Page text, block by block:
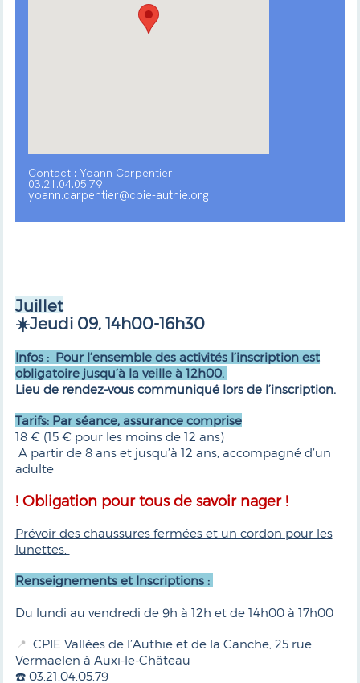
Contact : Yoann Carpentier
03.21.04.05.79
yoann.carpentier@cpie-authie.org
Juillet
☀️Jeudi 09, 14h00-16h30
Infos : Pour l’ensemble des activités l’inscription est
obligatoire jusqu’à la veille à 12h00.
Lieu de rendez-vous communiqué lors de l’inscription.
Tarifs: Par séance, assurance comprise
18 € (15 € pour les moins de 12 ans)
A partir de 8 ans et jusqu’à 12 ans, accompagné d’un
adulte
! Obligation pour tous de savoir nager !
Prévoir des chaussures fermées et un cordon pour les
lunettes.
Renseignements et Inscriptions :
Du lundi au vendredi de 9h à 12h et de 14h00 à 17h00
📍 CPIE Vallées de l’Authie et de la Canche, 25 rue
Vermaelen à Auxi-le-Château
☎️ 03.21.04.05.79